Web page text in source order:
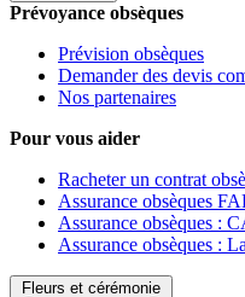
Prévoyance obsèques
Prévision obsèques
Demander des devis
Nos partenaires
Pour vous aider
Racheter un contrat
Assurance obsèques
Assurance obsèques :
Assurance obsèques :
Fleurs et cérémonie